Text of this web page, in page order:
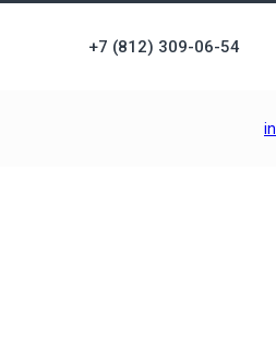
+7 (812) 309-06-54